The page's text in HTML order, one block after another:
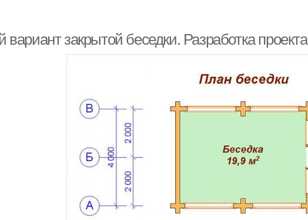
вариант закрытой беседки. Разработка проекта